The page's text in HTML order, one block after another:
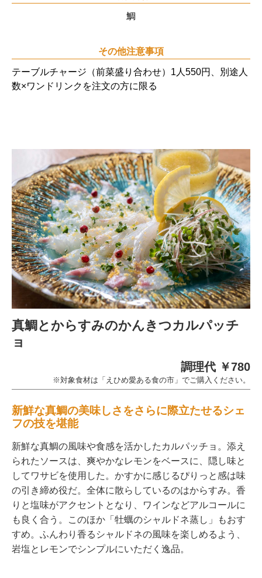
鯛
その他注意事項
テーブルチャージ（前菜盛り合わせ）1人550円、別途人
数×ワンドリンクを注文の方に限る
真鯛とからすみのかんきつカルパッチ
ョ
調理代 ￥780
※対象食材は「えひめ愛ある食の市」でご購入ください。
新鮮な真鯛の美味しさをさらに際立たせるシェ
フの技を堪能
新鮮な真鯛の風味や食感を活かしたカルパッチョ。添え
られたソースは、爽やかなレモンをベースに、隠し味と
してワサビを使用した。かすかに感じるぴりっと感は味
の引き締め役だ。全体に散らしているのはからすみ。香
りと塩味がアクセントとなり、ワインなどアルコールに
も良く合う。このほか「牡蠣のシャルドネ蒸し」もおす
すめ。ふんわり香るシャルドネの風味を楽しめるよう、
岩塩とレモンでシンプルにいただく逸品。